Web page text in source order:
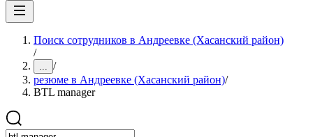
Поиск сотрудников в Андреевке (Хасанский район)
/
... /
резюме в Андреевке (Хасанский район)/
BTL manager